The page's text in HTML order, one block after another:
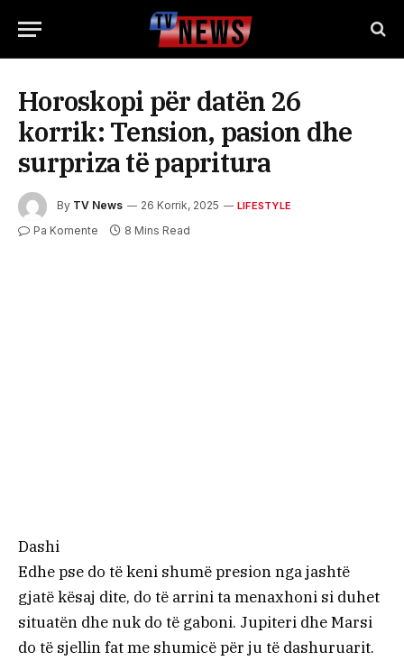
Horoskopi për datën 26
korrik: Tension, pasion dhe
surpriza të papritura
By TV News 26 Korrik, 2025 LIFESTYLE
Pa Komente 8 Mins Read
Dashi
Edhe pse do të keni shumë presion nga jashtë
gjatë kësaj dite, do të arrini ta menaxhoni si duhet
situatën dhe nuk do të gaboni. Jupiteri dhe Marsi
do të sjellin fat me shumicë për ju të dashuruarit.